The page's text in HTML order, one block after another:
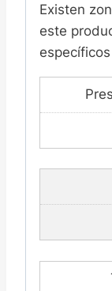
Existen
este